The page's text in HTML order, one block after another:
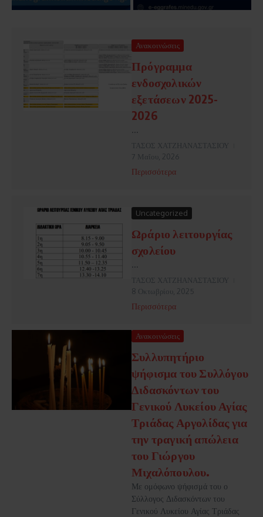
Ανακοινώσεις
Πρόγραμμα
ενδοσχολικών
εξετάσεων 2025-
2026
...
ΤΑΣΟΣ ΧΑΤΖΗΑΝΑΣΤΑΣΙΟΥ
7 Μαΐου, 2026
Περισσότερα
Uncategorized
Ωράριο λειτουργίας
σχολείου
...
ΤΑΣΟΣ ΧΑΤΖΗΑΝΑΣΤΑΣΙΟΥ
8 Οκτωβρίου, 2025
Περισσότερα
Ανακοινώσεις
Συλλυπητήριο
ψήφισμα του Συλλόγου
Διδασκόντων του
Γενικού Λυκείου Αγίας
Τριάδας Αργολίδας για
την τραγική απώλεια
του Γιώργου
Μιχαλόπουλου.
Με ομόφωνο ψήφισμά του ο
Σύλλογος Διδασκόντων του
Γενικού Λυκείου Αγίας Τριάδας